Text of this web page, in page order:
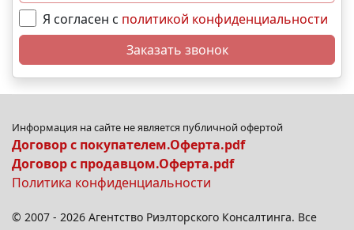
Я согласен с политикой конфиденциальности
Заказать звонок
Информация на сайте не является публичной офертой
Договор с покупателем.Оферта.pdf
Договор с продавцом.Оферта.pdf
Политика конфиденциальности
© 2007 - 2026 Агентство Риэлторского Консалтинга. Все